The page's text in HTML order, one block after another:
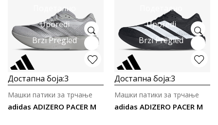
Подетално
Uporedi
Brzi Pregled
Достапна боја:3
adidas ADIZERO PACER M
Машки патики за трчање
Подетално
Uporedi
Brzi Pregled
Достапна боја:3
adidas ADIZERO PACER M
Машки патики за трчање